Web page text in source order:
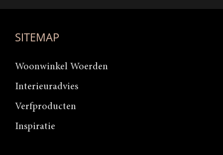
SITEMAP
Woonwinkel Woerden
Interieuradvies
Verfproducten
Inspiratie